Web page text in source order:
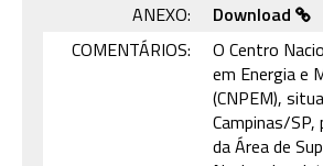
ANEXO:
Download
COMENTÁRIOS:
O Centro
em Energia e
(CNPEM),
Campinas/
da Área de